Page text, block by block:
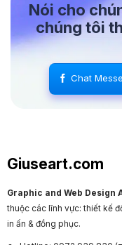
Nói cho
chúng tôi
Chat
Giuseart.com
Graphic and Web Design
thuộc các lĩnh vực: thiết kế
in ấn & đồng phục.